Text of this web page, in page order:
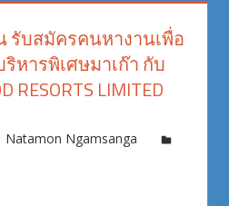
แนะแนว
การ
ศึกษา
และ
รับสมัครคนหางานเพื่อ
หารพิเศษมาเก๊า กับ
RESORTS LIMITED
Natamon Ngamsanga